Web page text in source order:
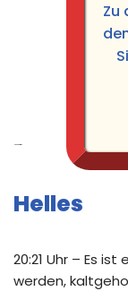
Helles
20:21 Uhr – Es
werden,
Zu